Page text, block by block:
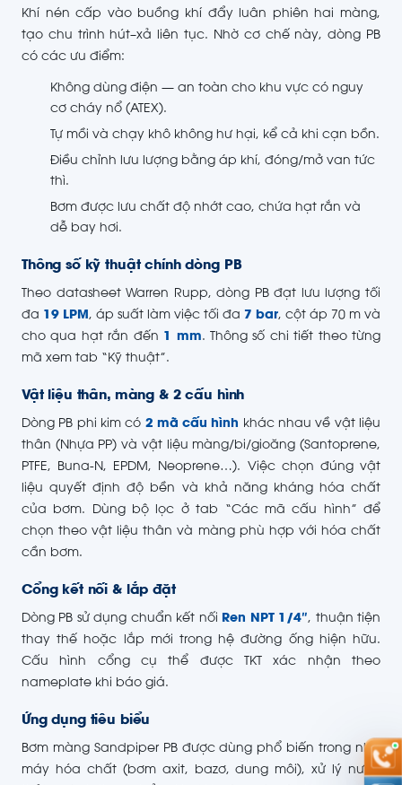
Khí nén cấp vào buồng khí đẩy luân phiên hai màng,
tạo chu trình hút–xả liên tục. Nhờ cơ chế này, dòng PB
có các ưu điểm:
Không dùng điện — an toàn cho khu vực có nguy
cơ cháy nổ (ATEX).
Tự mồi và chạy khô không hư hại, kể cả khi cạn bồn.
Điều chỉnh lưu lượng bằng áp khí, đóng/mở van tức
thì.
Bơm được lưu chất độ nhớt cao, chứa hạt rắn và
dễ bay hơi.
Thông số kỹ thuật chính dòng PB
Theo datasheet Warren Rupp, dòng PB đạt lưu lượng tối
đa 19 LPM, áp suất làm việc tối đa 7 bar, cột áp 70 m và
cho qua hạt rắn đến
1 mm. Thông số chi tiết theo từng
mã xem tab “Kỹ thuật”.
Vật liệu thân, màng & 2 cấu hình
Dòng PB phi kim có 2 mã cấu hình khác nhau về vật liệu
thân (Nhựa PP) và vật liệu màng/bi/gioăng (Santoprene,
PTFE, Buna-N, EPDM, Neoprene…). Việc chọn đúng vật
liệu quyết định độ bền và khả năng kháng hóa chất
của bơm. Dùng bộ lọc ở tab “Các mã cấu hình” để
chọn theo vật liệu thân và màng phù hợp với hóa chất
cần bơm.
Cổng kết nối & lắp đặt
Dòng PB sử dụng chuẩn kết nối Ren NPT 1/4″, thuận tiện
thay thế hoặc lắp mới trong hệ đường ống hiện hữu.
Cấu hình cổng cụ thể được TKT xác nhận theo
nameplate khi báo giá.
Ứng dụng tiêu biểu
Bơm màng Sandpiper PB được dùng phổ biến trong nhà
máy hóa chất (bơm axit, bazơ, dung môi), xử lý nước